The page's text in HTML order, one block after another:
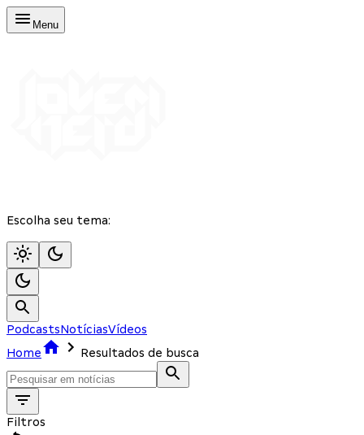
Menu
Escolha seu tema:
PodcastsNotíciasVídeos
Home
Resultados de busca
Filtros